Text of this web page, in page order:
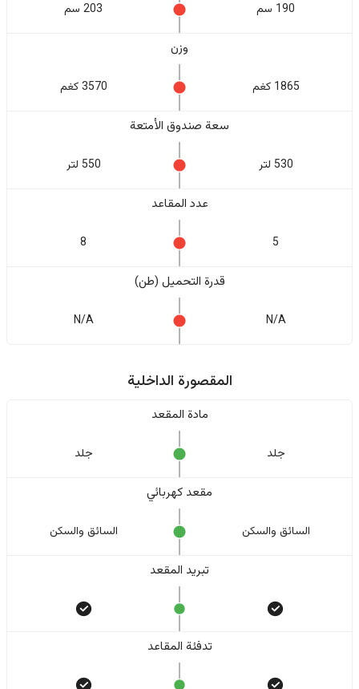
190 سم 203 سم
وزن
1865 كغم 3570 كغم
سعة صندوق الأمتعة
530 لتر 550 لتر
عدد المقاعد
5
8
قدرة التحميل (طن)
N/A
N/A
المقصورة الداخلية
مادة المقعد
جلد جلد
مقعد كهربائي
السائق والسکن السائق والسکن
تبريد المقعد
تدفئة المقاعد